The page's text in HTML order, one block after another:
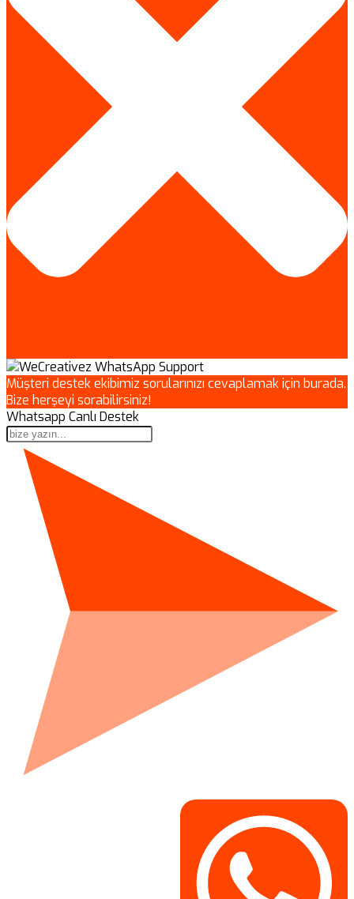
Müşteri destek ekibimiz sorularınızı cevaplamak için burada.
Bize herşeyi sorabilirsiniz!
Whatsapp Canlı Destek